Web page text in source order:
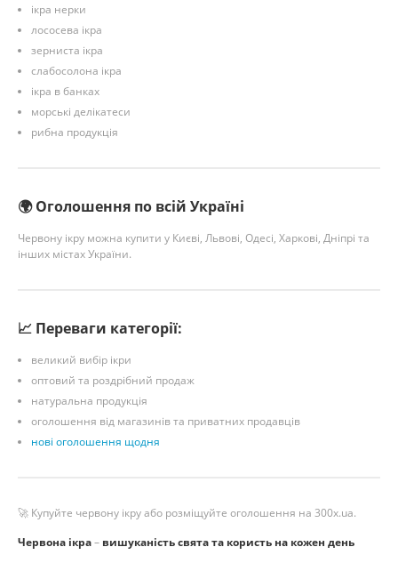
ікра нерки
лососева ікра
зерниста ікра
слабосолона ікра
ікра в банках
морські делікатеси
рибна продукція
🌍 Оголошення по всій Україні
Червону ікру можна купити у Києві, Львові, Одесі, Харкові, Дніпрі та
інших містах України.
📈 Переваги категорії:
великий вибір ікри
оптовий та роздрібний продаж
натуральна продукція
оголошення від магазинів та приватних продавців
нові оголошення щодня
🚀 Купуйте червону ікру або розміщуйте оголошення на 300x.ua.
Червона ікра– вишуканість свята та користь на кожен день